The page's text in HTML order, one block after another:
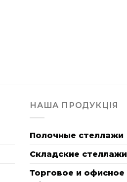
НАША ПРОДУКЦІЯ
Полочные стеллажи
Складские стеллажи
Торговое и офисное